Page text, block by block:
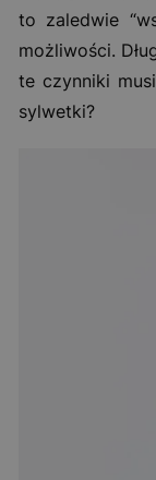
to zaledwie
możliwości.
te czynniki
sylwetki?